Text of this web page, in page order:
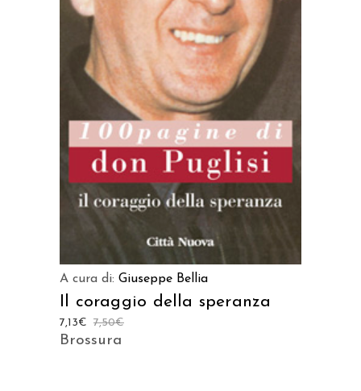
LEGGI TUTTO
A cura di: Giuseppe Bellia
Il coraggio della speranza
7,50€
7,13€
Brossura